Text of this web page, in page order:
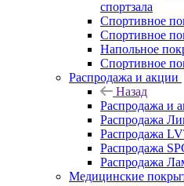
спортзала
Спортивное
Спортивное
Напольное
Спортивное
Распродажа и акции
Назад
Распродажа и
Распродажа
Распродажа
Распродажа
Распродажа
Медицинские